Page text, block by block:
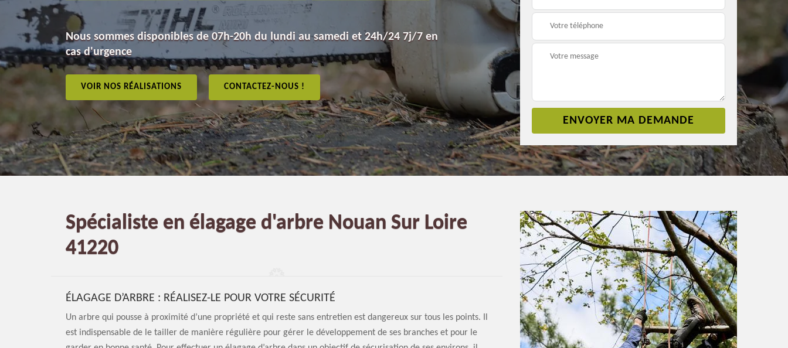
Nous sommes disponibles de 07h-20h du lundi au samedi et 24h/24 7j/7 en
cas d'urgence
VOIR NOS RÉALISATIONS CONTACTEZ-NOUS !
Spécialiste en élagage d'arbre Nouan Sur Loire
41220
ÉLAGAGE D’ARBRE : RÉALISEZ-LE POUR VOTRE SÉCURITÉ
Un arbre qui pousse à proximité d’une propriété et qui reste sans entretien est dangereux sur tous les points. Il
est indispensable de le tailler de manière régulière pour gérer le développement de ses branches et pour le